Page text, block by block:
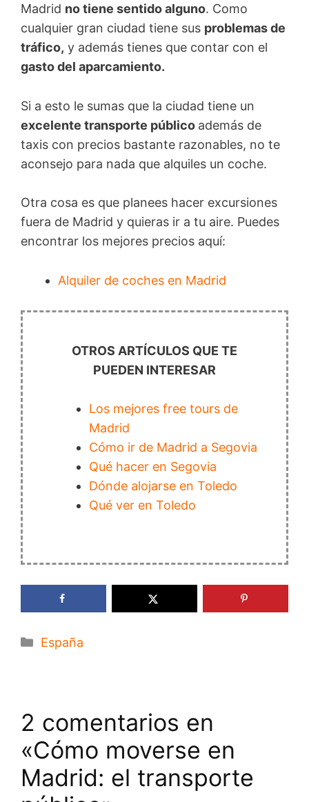
Madrid no tiene sentido alguno. Como
cualquier gran ciudad tiene sus problemas de
tráfico, y además tienes que contar con el
gasto del aparcamiento.
Si a esto le sumas que la ciudad tiene un
excelente transporte público además de
taxis con precios bastante razonables, no te
aconsejo para nada que alquiles un coche.
Otra cosa es que planees hacer excursiones
fuera de Madrid y quieras ir a tu aire. Puedes
encontrar los mejores precios aquí:
Alquiler de coches en Madrid
OTROS ARTÍCULOS QUE TE
PUEDEN INTERESAR
Los mejores free tours de
Madrid
Cómo ir de Madrid a Segovia
Qué hacer en Segovia
Dónde alojarse en Toledo
Qué ver en Toledo
Categorías
España
2 comentarios en
«Cómo moverse en
Madrid: el transporte